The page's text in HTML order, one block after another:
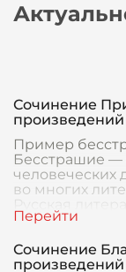
Сочинение
произведений
Пример
Бесстрашие —
человеческих
во многих
Русская
Сочинение
произведений